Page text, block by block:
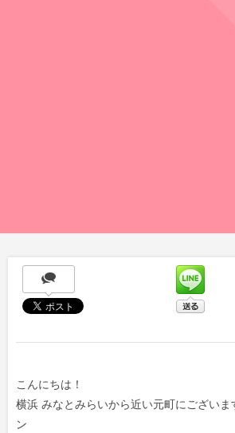
こんにちは！
横浜 みなとみらいから近い元町にございま
ン